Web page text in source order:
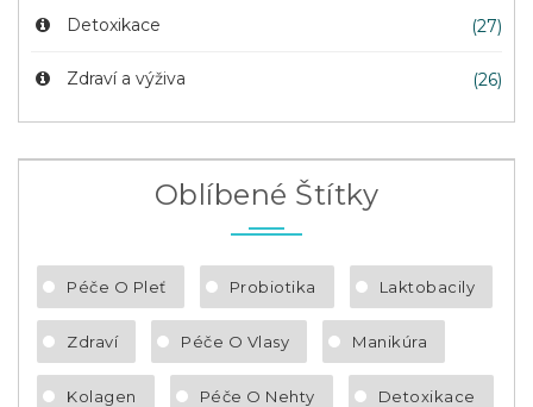
Detoxikace (27)
Zdraví a výživa (26)
Oblíbené Štítky
Péče O Pleť Probiotika Laktobacily
Zdraví Péče O Vlasy Manikúra
Kolagen Péče O Nehty Detoxikace